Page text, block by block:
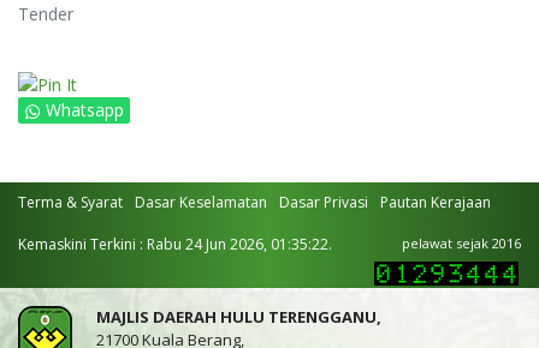
Tender
Whatsapp
Terma & Syarat Dasar Keselamatan Dasar Privasi Pautan Kerajaan
Kemaskini Terkini : Rabu 24 Jun 2026, 01:35:22. pelawat sejak 2016
MAJLIS DAERAH HULU TERENGGANU,
21700 Kuala Berang,